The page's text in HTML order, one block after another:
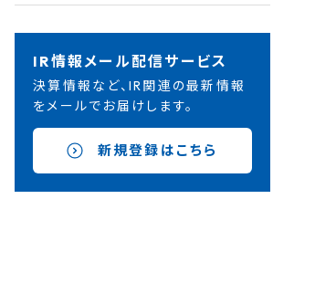
IR情報メール配信サービス
決算情報など、IR関連の最新情報
をメールでお届けします。
新規登録はこちら